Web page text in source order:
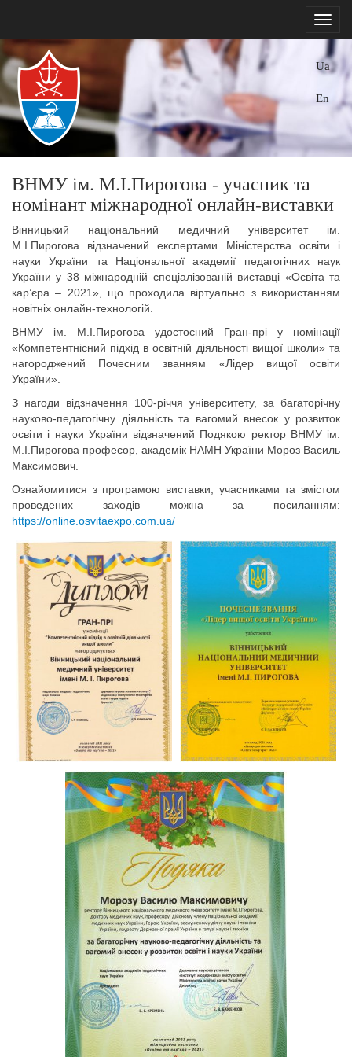
Ua
En
ВНМУ ім. М.І.Пирогова - учасник та
номінант міжнародної онлайн-виставки
Вінницький національний медичний університет ім.
М.І.Пирогова відзначений експертами Міністерства освіти і
науки України та Національної академії педагогічних наук
України у 38 міжнародній спеціалізованій виставці «Освіта та
кар’єра – 2021», що проходила віртуально з використанням
новітніх онлайн-технологій.
ВНМУ ім. М.І.Пирогова удостоєний Гран-прі у номінації
«Компетентнісний підхід в освітній діяльності вищої школи» та
нагороджений Почесним званням «Лідер вищої освіти
України».
З нагоди відзначення 100-річчя університету, за багаторічну
науково-педагогічну діяльність та вагомий внесок у розвиток
освіти і науки України відзначений Подякою ректор ВНМУ ім.
М.І.Пирогова професор, академік НАМН України Мороз Василь
Максимович.
Ознайомитися з програмою виставки, учасниками та змістом
проведених заходів можна за посиланням:
https://online.osvitaexpo.com.ua/